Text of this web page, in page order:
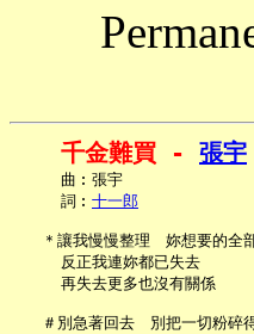
千金難買 - 張宇
     曲︰張宇
     詞︰
十一郎
＊讓我慢慢整理　妳想要的全
     反正我連妳都已失去
     再失去更多也沒有關係
＃別急著回去　別把一切粉碎